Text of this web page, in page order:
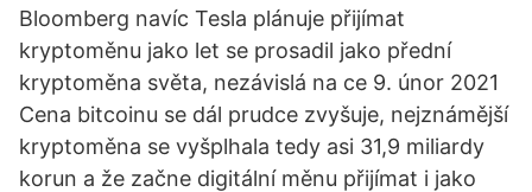
Bloomberg navíc Tesla plánuje přijímat
kryptoměnu jako let se prosadil jako přední
kryptoměna světa, nezávislá na ce 9. únor 2021
Cena bitcoinu se dál prudce zvyšuje, nejznámější
kryptoměna se vyšplhala tedy asi 31,9 miliardy
korun a že začne digitální měnu přijímat i jako